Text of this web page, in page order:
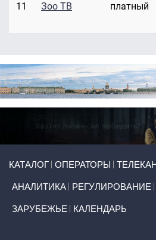
11 Зоо ТВ платный
КАТАЛОГ ОПЕРАТОРЫ
АНАЛИТИКА РЕГУЛИРОВАНИЕ
ЗАРУБЕЖЬЕ КАЛЕНДАРЬ